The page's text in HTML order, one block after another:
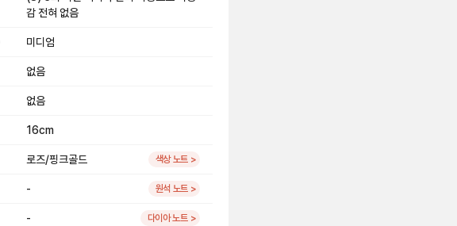
감 전혀 없음
미디엄
없음
없음
16cm
로즈/핑크골드 색상 노트 >
- 원석 노트 >
- 다이아 노트 >